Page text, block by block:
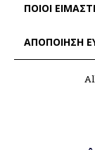
ΠΟΙΟΙ
ΑΠΟΠΟΊΗΣΗ